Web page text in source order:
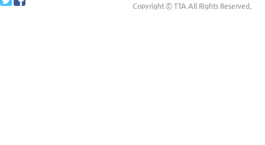
Copyright ⓒ TTA All Rights Reserved.